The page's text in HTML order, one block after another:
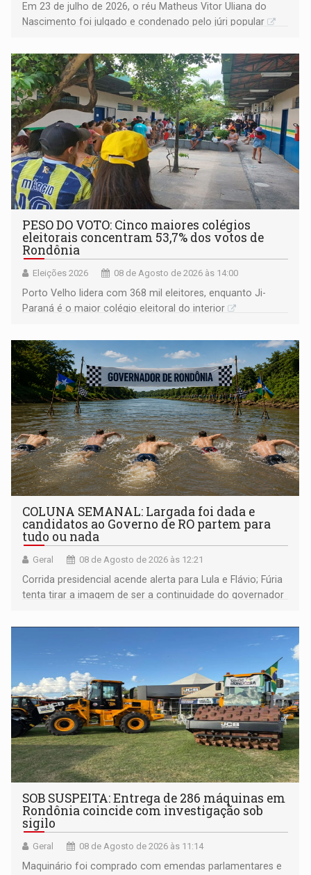
Em 23 de julho de 2026, o réu Matheus Vitor Uliana do
Nascimento foi julgado e condenado pelo júri popular
PESO DO VOTO: Cinco maiores colégios
eleitorais concentram 53,7% dos votos de
Rondônia
Eleições 2026 08 de Agosto de 2026 às 14:00
Porto Velho lidera com 368 mil eleitores, enquanto Ji-
Paraná é o maior colégio eleitoral do interior
COLUNA SEMANAL: Largada foi dada e
candidatos ao Governo de RO partem para
tudo ou nada
Geral 08 de Agosto de 2026 às 12:21
Corrida presidencial acende alerta para Lula e Flávio; Fúria
tenta tirar a imagem de ser a continuidade do governador
não ter entrado no modo eleição; ABAV faz evento em
SOB SUSPEITA: Entrega de 286 máquinas em
Rondônia coincide com investigação sob
sigilo
Geral 08 de Agosto de 2026 às 11:14
Maquinário foi comprado com emendas parlamentares e